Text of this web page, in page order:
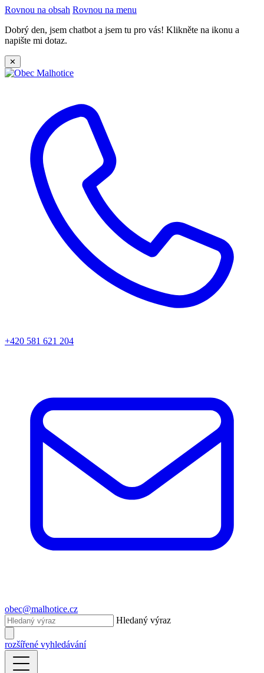
Rovnou na obsah Rovnou na menu
Dobrý den, jsem chatbot a jsem tu pro vás! Klikněte na ikonu a
napište mi dotaz.
✕
+420 581 621 204
obec@malhotice.cz
Hledaný výraz
rozšířené vyhledávání